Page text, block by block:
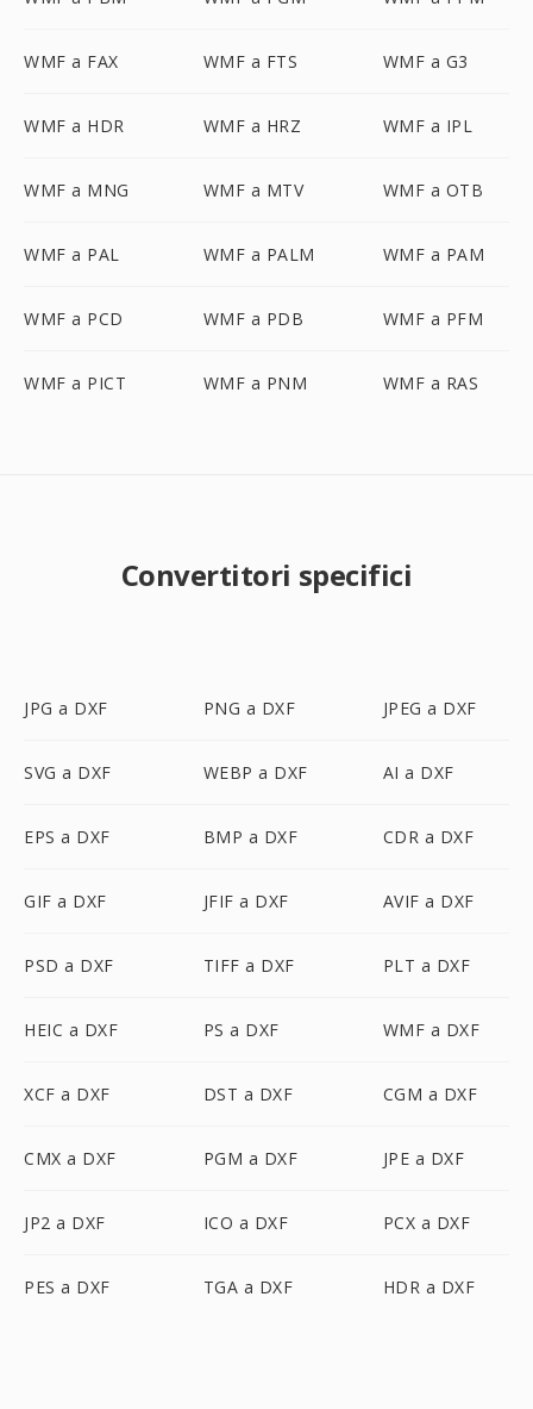
WMF a FAX WMF a FTS WMF a G3
WMF a HDR WMF a HRZ WMF a IPL
WMF a MNG WMF a MTV WMF a OTB
WMF a PAL WMF a PALM WMF a PAM
WMF a PCD WMF a PDB WMF a PFM
WMF a PICT WMF a PNM WMF a RAS
Convertitori specifici
JPG a DXF PNG a DXF JPEG a DXF
SVG a DXF WEBP a DXF AI a DXF
EPS a DXF BMP a DXF CDR a DXF
GIF a DXF JFIF a DXF AVIF a DXF
PSD a DXF TIFF a DXF PLT a DXF
HEIC a DXF PS a DXF WMF a DXF
XCF a DXF DST a DXF CGM a DXF
CMX a DXF PGM a DXF JPE a DXF
JP2 a DXF ICO a DXF PCX a DXF
PES a DXF TGA a DXF HDR a DXF